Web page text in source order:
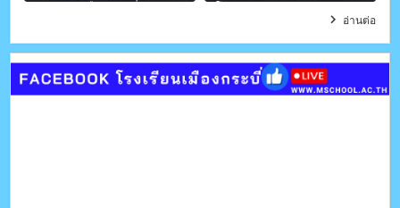
เมืองกระบี่
โครงการ English We Like
อ่านต่อ